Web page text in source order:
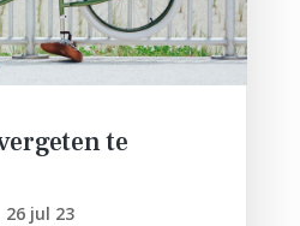
te
26 jul 23